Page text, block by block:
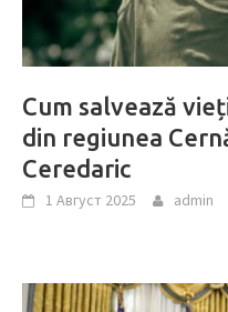
Cum salvează
din regiunea
Ceredaric
1 Август 2025 admin